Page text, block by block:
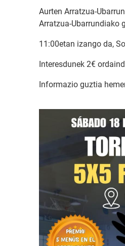
Aurten Arratzua-
Arratzua-Ubarrundiako
11:00etan izango da,
Interesdunek 2€
Informazio guztia